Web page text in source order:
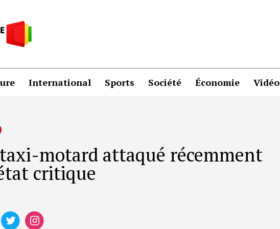
International Sports Société Économie Vidéo
motard attaqué récemment
critique